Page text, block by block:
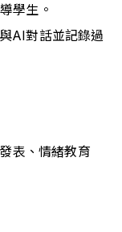
學生。
AI對話並記錄過
表、情緒教育